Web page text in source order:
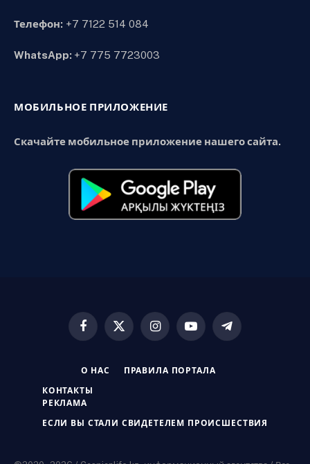
Телефон: +7 7122 514 084
WhatsApp: +7 775 7723003
МОБИЛЬНОЕ ПРИЛОЖЕНИЕ
Скачайте мобильное приложение нашего сайта.
Facebook
X
InstagramYouTubeTelegram
О НАС ПРАВИЛА ПОРТАЛА
КОНТАКТЫ
РЕКЛАМА
ЕСЛИ ВЫ СТАЛИ СВИДЕТЕЛЕМ ПРОИСШЕСТВИЯ